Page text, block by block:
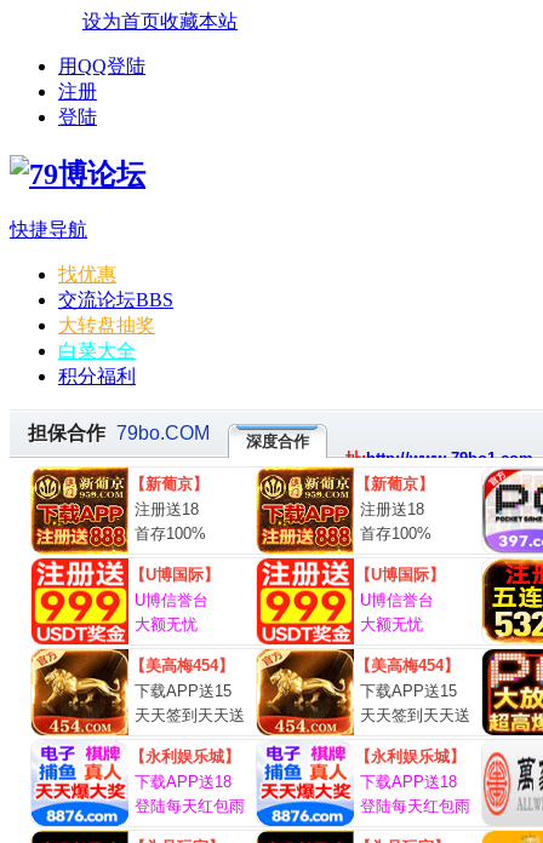
设为首页收藏本站
用QQ登陆
注册
登陆
快捷导航
找优惠
交流论坛BBS
大转盘抽奖
白菜大全
积分福利